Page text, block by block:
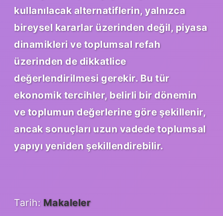
kullanılacak alternatiflerin, yalnızca
bireysel kararlar üzerinden değil, piyasa
dinamikleri ve toplumsal refah
üzerinden de dikkatlice
değerlendirilmesi gerekir. Bu tür
ekonomik tercihler, belirli bir dönemin
ve toplumun değerlerine göre şekillenir,
ancak sonuçları uzun vadede toplumsal
yapıyı yeniden şekillendirebilir.
Tarih: Makaleler